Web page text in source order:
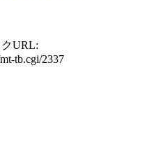
URL:
tb.cgi/2337